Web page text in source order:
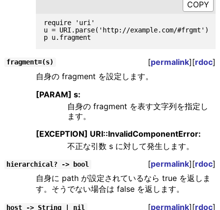
require 'uri'
u = URI.parse('http://example.com/#frgmt')
fragment=(s) [permalink][rdoc]
自身の fragment を設定します。
[PARAM] s:
自身の fragment を表す文字列を指定し
ます。
[EXCEPTION] URI::InvalidComponentError:
不正な引数 s に対して発生します。
hierarchical? -> bool [permalink][rdoc]
自身に path が設定されているなら true を返しま
す。そうでない場合は false を返します。
host -> String | nil [permalink][rdoc]